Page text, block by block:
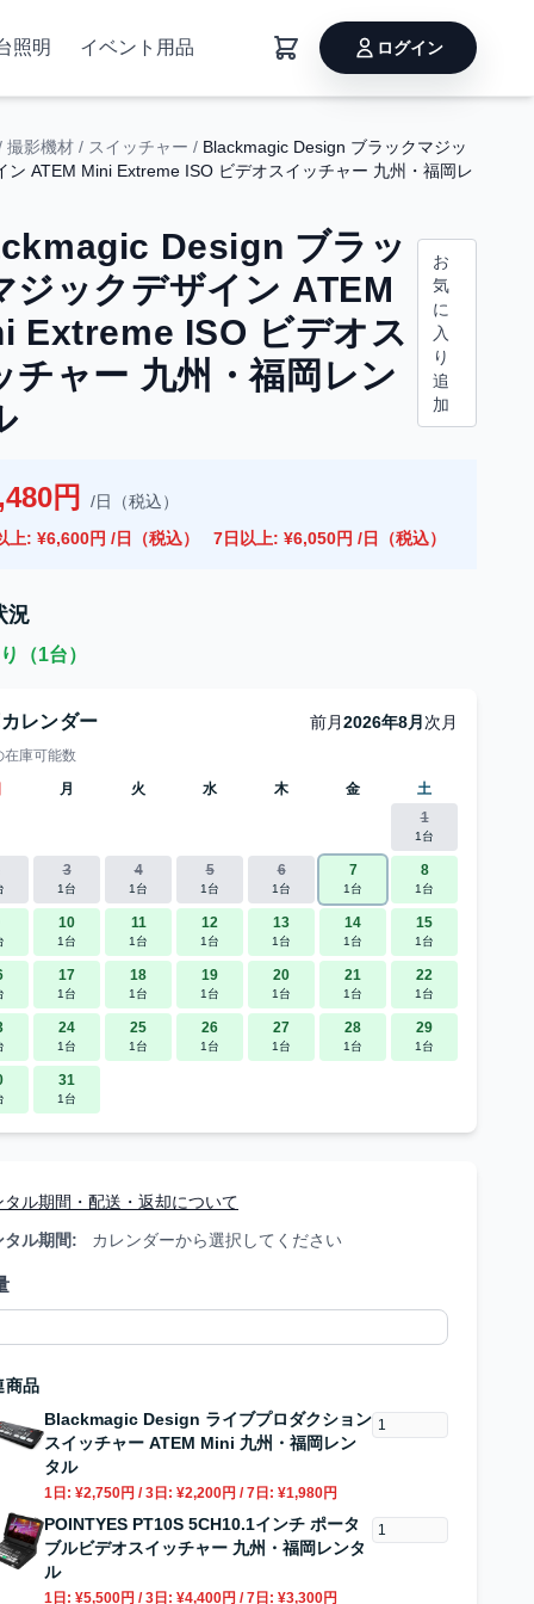
照明 イベント用品 ログイン
撮影機材 / スイッチャー / Blackmagic Design ブラックマジッ
ン ATEM Mini Extreme ISO ビデオスイッチャー 九州・福岡レ
Design ブラッ
ジックデザイン ATEM
Extreme ISO ビデオス
チャー 九州・福岡レン
お
気
に
入
り
追
加
円
/日（税込）
上: ¥6,600円 /日（税込）
7日以上: ¥6,050円 /日（税込）
況
（1台）
レンダー 前月2026年8月 次月
在庫可能数
月 火 水 木 金
土
1
1台
3
1台
4
1台
5
1台
6
1台
7
1台
8
1台
10
1台
11
1台
12
1台
13
1台
14
1台
15
1台
17
1台
18
1台
19
1台
20
1台
21
1台
22
1台
24
1台
25
1台
26
1台
27
1台
28
1台
29
1台
31
1台
タル期間・配送・返却について
タル期間:
カレンダーから選択してください
商品
Blackmagic Design ライブプロダクション
スイッチャー ATEM Mini 九州・福岡レン
タル
1日: ¥2,750円 / 3日: ¥2,200円 / 7日: ¥1,980円
POINTYES PT10S 5CH10.1インチ ポータ
ブルビデオスイッチャー 九州・福岡レンタ
ル
1日: ¥5,500円 / 3日: ¥4,400円 / 7日: ¥3,300円